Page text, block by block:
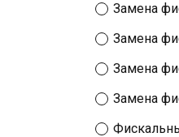
Замена
Замена
Замена
Замена